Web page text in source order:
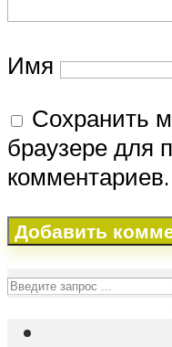
Имя
Сохранить
браузере для
комментариев.